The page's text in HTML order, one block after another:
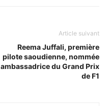
Article suivant
Reema Juffali, première
pilote saoudienne, nommée
ambassadrice du Grand Prix
de F1